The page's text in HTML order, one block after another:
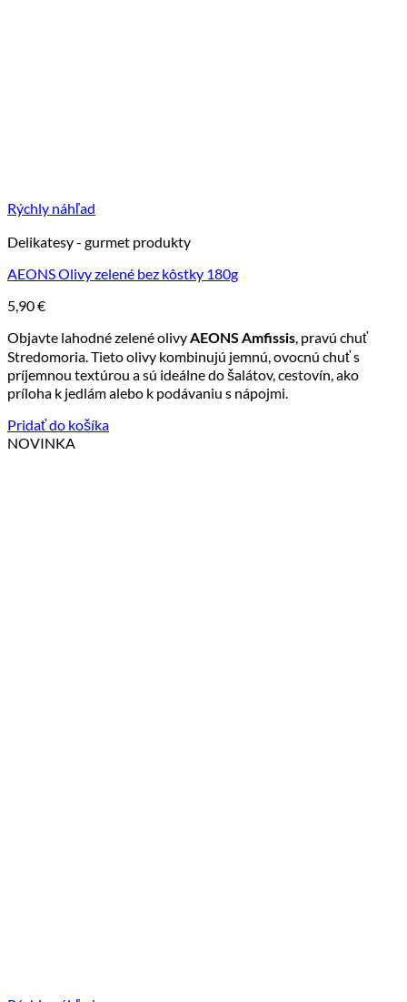
Rýchly náhľad
Delikatesy - gurmet produkty
AEONS Olivy zelené bez kôstky 180g
5,90€
Objavte lahodné zelené olivyAEONS Amfissis, pravú chuť
Stredomoria. Tieto olivy kombinujú jemnú, ovocnú chuť s
príjemnou textúrou a sú ideálne do šalátov, cestovín, ako
príloha k jedlám alebo k podávaniu s nápojmi.
Pridať do košíka
NOVINKA